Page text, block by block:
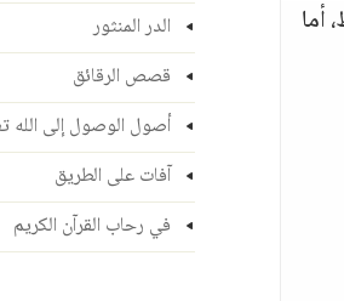
أما
الدر المنثور
قصص الرقائق
أصول الوصول إلى الله
آفات على الطريق
في رحاب القرآن الكريم